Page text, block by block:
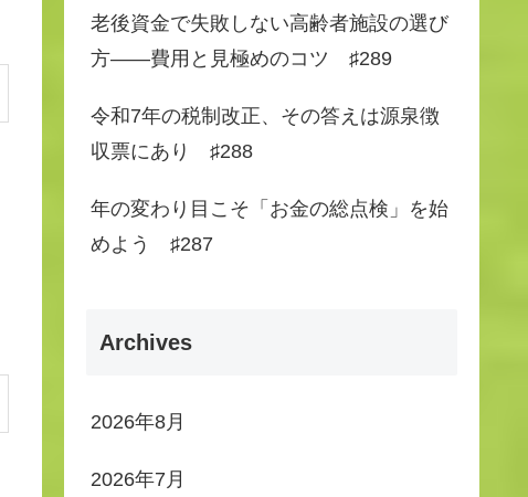
老後資金で失敗しない高齢者施設の選び
方――費用と見極めのコツ ♯289
令和7年の税制改正、その答えは源泉徴
収票にあり ♯288
年の変わり目こそ「お金の総点検」を始
めよう ♯287
Archives
2026年8月
2026年7月